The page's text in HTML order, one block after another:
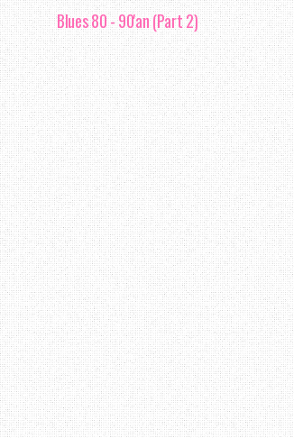
Blues 80 - 90'an (Part 2)